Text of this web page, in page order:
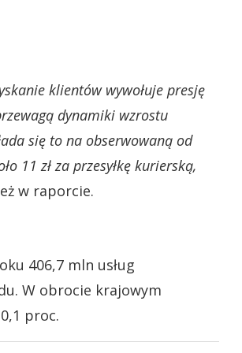
klientów wywołuje presję
dynamiki wzrostu
się to na obserwowaną od
11 zł za przesyłkę kurierską,
w raporcie.
406,7 mln usług
W obrocie krajowym
proc.